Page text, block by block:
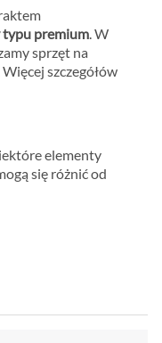
typu premium. W
sprzęt na
szczegółów
elementy
się różnić od